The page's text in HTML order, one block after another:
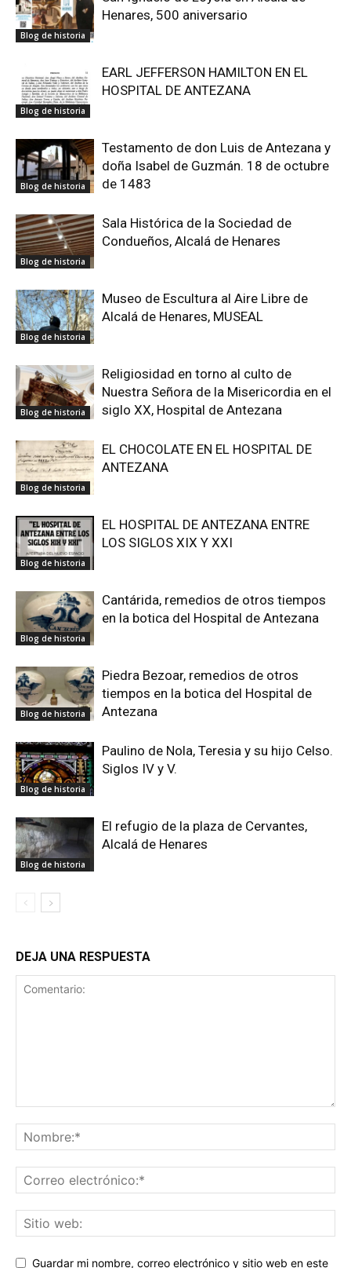
Blog de historia
Henares, 500 aniversario
Blog de historia
EARL JEFFERSON HAMILTON EN EL
HOSPITAL DE ANTEZANA
Blog de historia
Testamento de don Luis de Antezana y
doña Isabel de Guzmán. 18 de octubre
de 1483
Blog de historia
Sala Histórica de la Sociedad de
Condueños, Alcalá de Henares
Blog de historia
Museo de Escultura al Aire Libre de
Alcalá de Henares, MUSEAL
Blog de historia
Religiosidad en torno al culto de
Nuestra Señora de la Misericordia en el
siglo XX, Hospital de Antezana
Blog de historia
EL CHOCOLATE EN EL HOSPITAL DE
ANTEZANA
Blog de historia
EL HOSPITAL DE ANTEZANA ENTRE
LOS SIGLOS XIX Y XXI
Blog de historia
Cantárida, remedios de otros tiempos
en la botica del Hospital de Antezana
Blog de historia
Piedra Bezoar, remedios de otros
tiempos en la botica del Hospital de
Antezana
Blog de historia
Paulino de Nola, Teresia y su hijo Celso.
Siglos IV y V.
Blog de historia
El refugio de la plaza de Cervantes,
Alcalá de Henares
DEJA UNA RESPUESTA
Guardar mi nombre, correo electrónico y sitio web en este